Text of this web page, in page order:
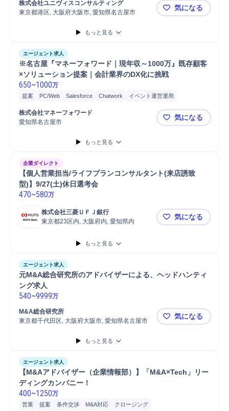
M&Aコンサルティング
M&A対応 プロジェクト
アドバイザリー
株式会社ユニヴィスコンサルティング
東京都港区, 大阪府大阪市, 愛知県名古屋市
コンサル/
気になる
もっと見る
エージェント求人
※名古屋『マネーフォワード｜現年収～1000万』既存顧客
×ソリューション提案｜会計業界のDX化に挑戦
650~1000万
提案 PC/Web Salesforce Chatwork
イベント運営運用
イベント企画
アライアンス
マネージャー
データ分析 分析
株式会社マネーフォワード
愛知県名古屋市
※名古屋『
気になる
もっと見る
企業ダイレクト
【個人営業担当/ライフプランコンサルタント(来店誘致
型)】9/27(土)休日選考会
470~580万
株式会社三菱ＵＦＪ銀行
東京都23区内, 大阪府内, 愛知県内
【個人営業
気になる
もっと見る
エージェント求人
元M&A総合研究所のアドバイザーによる、ヘッドハンティ
ング求人
540~9999万
M&A総合研究所
東京都千代田区, 大阪府大阪市, 愛知県名古屋市
元M&A総合
気になる
もっと見る
エージェント求人
【M&Aアドバイザー（企業情報部）】「M&A×Tech」リー
ディングカンパニー！
400~1250万
営業 提案 条件交渉 M&A対応 クロージング